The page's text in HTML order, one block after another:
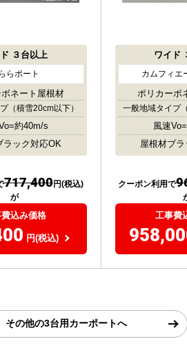
３台以上
らポート
ネート屋根材
（積雪20cm以下）
約40m/s
ラック対応OK
717,400円(税込)
が
込み価格
円(税込)
ワイド
カムフィエ
ポリカーボ
一般地域タイプ
風速
屋根材ブ
クーポン利用で
工事費
その他の3台用カーポートへ